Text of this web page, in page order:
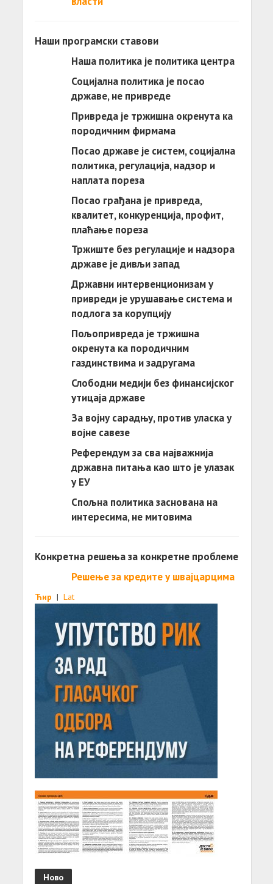
Наши програмски ставови
Наша политика је политика центра
Социјална политика је посао
државе, не привреде
Привреда је тржишна окренута ка
породичним фирмама
Посао државе је систем, социјална
политика, регулација, надзор и
наплата пореза
Посао грађана је привреда,
квалитет, конкуренција, профит,
плаћање пореза
Тржиште без регулације и надзора
државе је дивљи запад
Државни интервенционизам у
привреди је урушавање система и
подлога за корупцију
Пољопривреда је тржишна
окренута ка породичним
газдинствима и задругама
Слободни медији без финансијског
утицаја државе
За војну сарадњу, против уласка у
војне савезе
Референдум за сва најважнија
државна питања као што је улазак
у ЕУ
Спољна политика заснована на
интересима, не митовима
Конкретна решења за конкретне проблеме
Решење за кредите у швајцарцима
Ћир | Lat
Ново